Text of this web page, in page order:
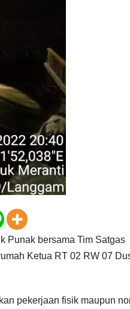
Punak bersama Tim Satgas
Ketua RT 02 RW 07
pekerjaan fisik maupun